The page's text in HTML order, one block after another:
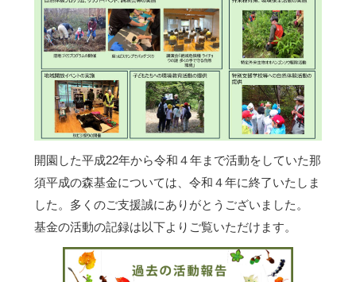
開園した平成22年から令和４年まで活動をしていた那
須平成の森基金については、令和４年に終了いたしま
した。多くのご支援誠にありがとうございました。
基金の活動の記録は以下よりご覧いただけます。